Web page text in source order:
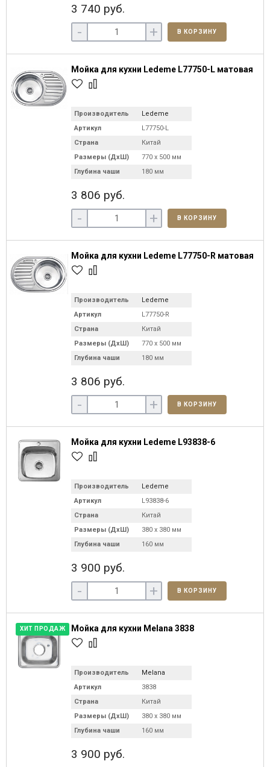
3 740 руб.
- + В КОРЗИНУ
Мойка для кухни Ledeme L77750-L матовая
Производитель
Ledeme
Артикул
L77750-L
Страна
Китай
Размеры (ДхШ)
770 х 500 мм
Глубина чаши
180 мм
3 806 руб.
- + В КОРЗИНУ
Мойка для кухни Ledeme L77750-R матовая
Производитель
Ledeme
Артикул
L77750-R
Страна
Китай
Размеры (ДхШ)
770 х 500 мм
Глубина чаши
180 мм
3 806 руб.
- + В КОРЗИНУ
Мойка для кухни Ledeme L93838-6
Производитель
Ledeme
Артикул
L93838-6
Страна
Китай
Размеры (ДхШ)
380 х 380 мм
Глубина чаши
160 мм
3 900 руб.
- + В КОРЗИНУ
ХИТ ПРОДАЖ Мойка для кухни Melana 3838
Производитель
Melana
Артикул
3838
Страна
Китай
Размеры (ДхШ)
380 х 380 мм
Глубина чаши
160 мм
3 900 руб.